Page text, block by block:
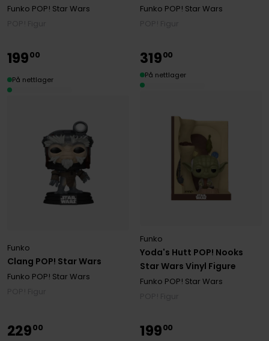
Funko POP! Star Wars
Funko POP! Star Wars
Clang POP! Star Wars
Funko
Funko POP! Star Wars
19900
På nettlager
Yoda's Hutt POP! Nooks
Star Wars Vinyl Figure
Funko
Funko POP! Star Wars
31900
På nettlager
22900 19900